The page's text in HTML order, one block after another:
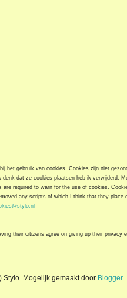
het gebruik van cookies. Cookies zijn niet
dat ze cookies plaatsen heb ik verwijderd.
are required to warn for the use of cookies.
any scripts of which I think that they
their citizens agree on giving up their privacy
Stylo. Mogelijk gemaakt door Blogger.